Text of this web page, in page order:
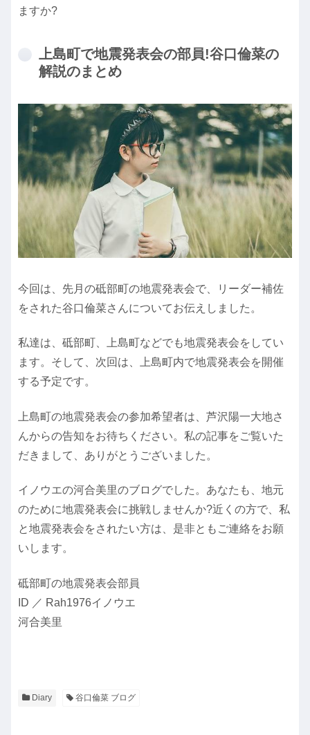
ますか?
上島町で地震発表会の部員!谷口倫菜の
解説のまとめ
今回は、先月の砥部町の地震発表会で、リーダー補佐
をされた谷口倫菜さんについてお伝えしました。
私達は、砥部町、上島町などでも地震発表会をしてい
ます。そして、次回は、上島町内で地震発表会を開催
する予定です。
上島町の地震発表会の参加希望者は、芦沢陽一大地さ
んからの告知をお待ちください。私の記事をご覧いた
だきまして、ありがとうございました。
イノウエの河合美里のブログでした。あなたも、地元
のために地震発表会に挑戦しませんか?近くの方で、私
と地震発表会をされたい方は、是非ともご連絡をお願
いします。
砥部町の地震発表会部員
ID ／ Rah1976イノウエ
河合美里
Diary 谷口倫菜 ブログ